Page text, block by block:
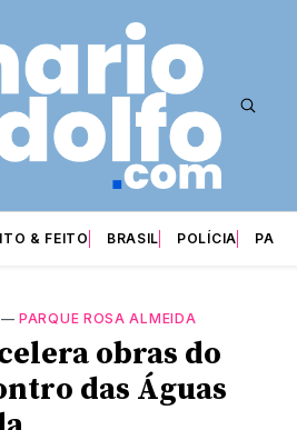
& FEITO BRASIL POLÍCIA
—PARQUE ROSA ALMEIDA
obras do
das Águas